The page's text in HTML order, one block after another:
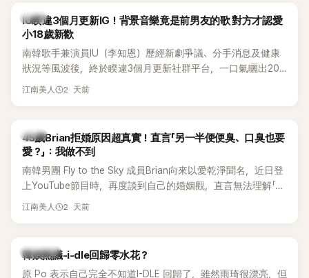
韓星
IU睽違3個月更新IG！背景音樂竟是前男友的歌 對方才認愛
小18歲新歡
南韓歌手兼演員IU（李知恩）歷經新劇爭議、分手消息及健康
狀況等風波後，終於睽違3個月更新社群平台，一口氣曬出20
張近況照，讓大批粉絲又驚又喜。不過，比起照片本身，更引
江南美人 2 天前
韓星
45歲Brian拒婚原因超真實！直言「另一半便便臭、口臭也要
愛？」：我做不到
南韓男團 Fly to the Sky 成員Brian向來以愛乾淨聞名，近日登
上YouTube節目時，再度談到自己的婚姻觀，直言無法理解「連
另一半的口臭、便便臭都要愛」這種說法，更大方表明自己是不
江南美人 2 天前
熱議討論
韓娛熱議-i-dle回歸零水花？
原 Po 表示自己完全不知道I-DLE 回歸了，雖然雨琦很漂亮，但